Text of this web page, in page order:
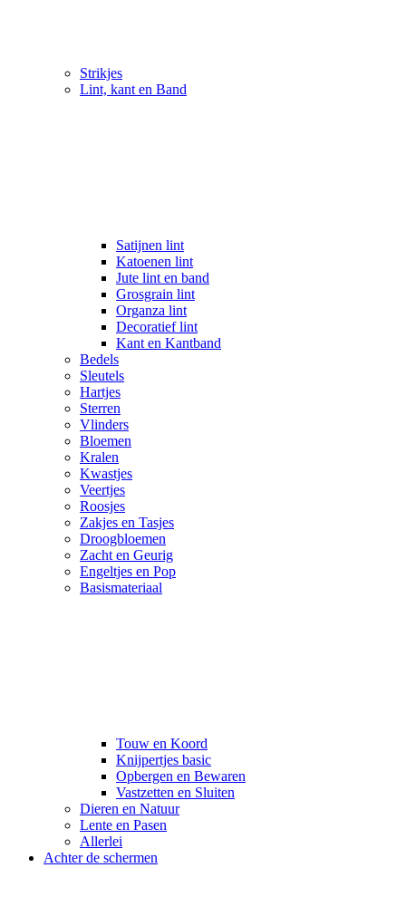
Strikjes
Lint, kant en Band
Satijnen lint
Katoenen lint
Jute lint en band
Grosgrain lint
Organza lint
Decoratief lint
Kant en Kantband
Bedels
Sleutels
Hartjes
Sterren
Vlinders
Bloemen
Kralen
Kwastjes
Veertjes
Roosjes
Zakjes en Tasjes
Droogbloemen
Zacht en Geurig
Engeltjes en Pop
Basismateriaal
Touw en Koord
Knijpertjes basic
Opbergen en Bewaren
Vastzetten en Sluiten
Dieren en Natuur
Lente en Pasen
Allerlei
Achter de schermen